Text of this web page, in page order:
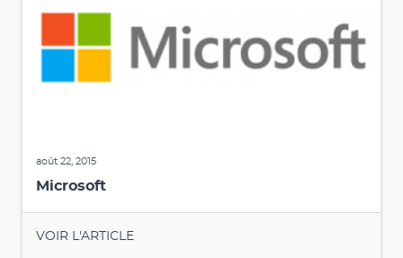
août 22, 2015
Microsoft
VOIR L'ARTICLE